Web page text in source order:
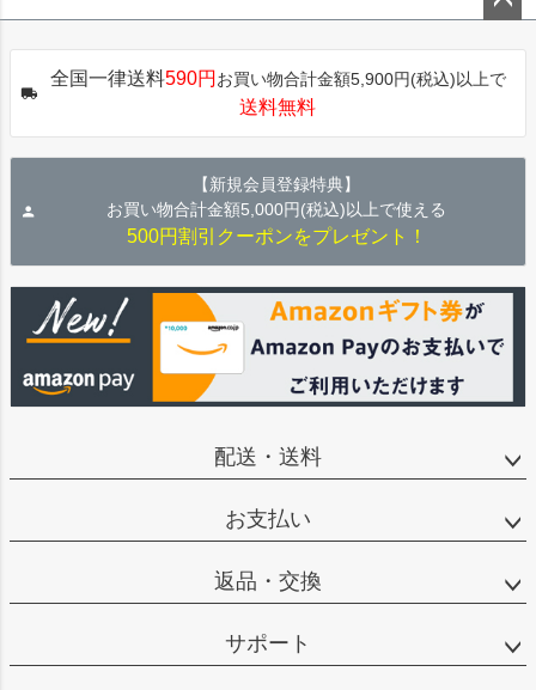
ップ
全国一律送料590円 お買い物合計金額5,900円(税込)以上で
送料無料
【新規会員登録特典】
お買い物合計金額5,000円(税込)以上で使える
500円割引クーポンをプレゼント！
配送・送料
お支払い
返品・交換
サポート